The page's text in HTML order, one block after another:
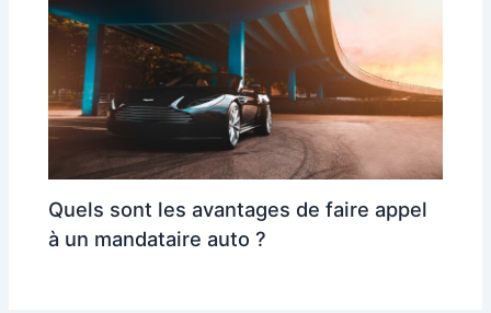
Quels sont les avantages de faire appel
à un mandataire auto ?